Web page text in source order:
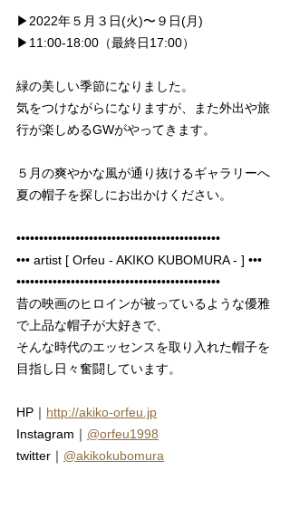
▶︎2022年５月３日(火)〜９日(月)
▶︎11:00-18:00（最終日17:00）
緑の美しい季節になりました。
気をつけながらになりますが、また外出や旅
行が楽しめるGWがやってきます。
５月の爽やかな風が通り抜けるギャラリーへ
夏の帽子を探しにお出かけください。
•••••••••••••••••••••••••••••••••••••••••••••
••• artist [ Orfeu - AKIKO KUBOMURA - ] •••
•••••••••••••••••••••••••••••••••••••••••••••
昔の映画のヒロインが被っているような優雅
で上品な帽子が大好きで、
そんな時代のエッセンスを取り入れた帽子を
目指し日々奮闘しています。
HP｜ http://akiko-orfeu.jp
Instagram｜ @orfeu1998
twitter｜ @akikokubomura